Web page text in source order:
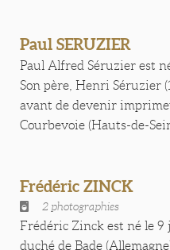
Paul SERUZIER
Paul Alfred Séruzier est
Son père, Henri Séruzier
avant de devenir
Courbevoie (Hauts-de-
Frédéric ZINCK
2 photographies
Frédéric Zinck est né le 9
duché de Bade